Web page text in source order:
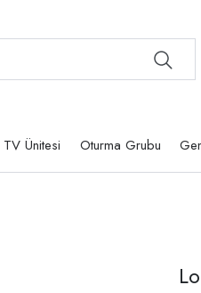
TV Ünitesi Oturma Grubu